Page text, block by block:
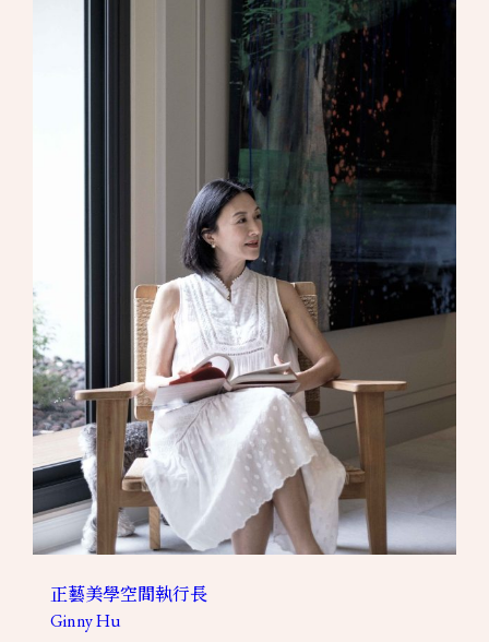
正藝美學空間執行長
Ginny Hu